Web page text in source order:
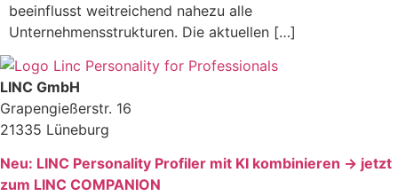
beeinflusst weitreichend nahezu alle
Unternehmensstrukturen. Die aktuellen […]
LINC GmbH
Grapengießerstr. 16
21335 Lüneburg
Neu: LINC Personality Profiler mit KI kombinieren → jetzt
zum LINC COMPANION